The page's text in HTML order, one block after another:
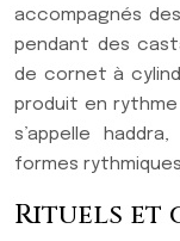
accompagnés
pendant des
de cornet à
produit en rythme
s’appelle
formes
Rituels et